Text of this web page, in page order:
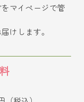
マイページで管
けします。